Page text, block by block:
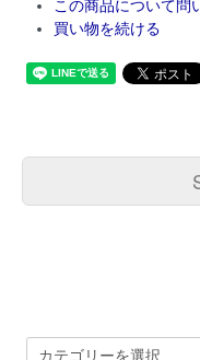
この商品について問
買い物を続ける